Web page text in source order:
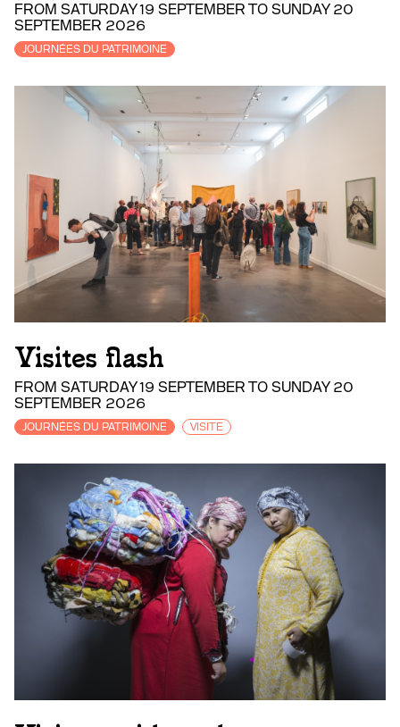
FROM SATURDAY 19 SEPTEMBER TO SUNDAY 20
SEPTEMBER 2026
JOURNÉES DU PATRIMOINE
Visites flash
FROM SATURDAY 19 SEPTEMBER TO SUNDAY 20
SEPTEMBER 2026
JOURNÉES DU PATRIMOINE VISITE